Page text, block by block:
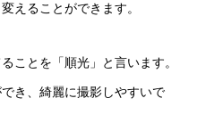
えることができます。
ことを「順光」と言います。
き、綺麗に撮影しやすいで